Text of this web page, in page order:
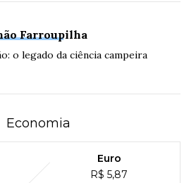
Farroupilha
o legado da ciência campeira
Economia
Euro
R$ 5,87